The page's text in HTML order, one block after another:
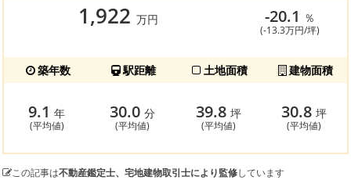
1,922 万円 -20.1 ％
(-13.3万円/坪)
築年数 駅距離 土地面積 建物面積
9.1年
(平均値)
30.0分
(平均値)
39.8 坪
(平均値)
30.8坪
(平均値)
この記事は不動産鑑定士、宅地建物取引士により監修しています